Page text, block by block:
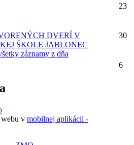
23
DVERÍ V
ŠKOLE JABLONEC
záznamy z dňa
30
6
webu v mobilnej aplikácii -